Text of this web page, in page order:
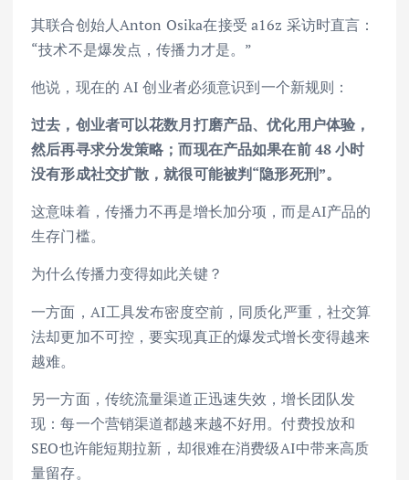
其联合创始人Anton Osika在接受 a16z 采访时直言：
“技术不是爆发点，传播力才是。”
他说，现在的 AI 创业者必须意识到一个新规则：
过去，创业者可以花数月打磨产品、优化用户体验，
然后再寻求分发策略；而现在产品如果在前 48 小时
没有形成社交扩散，就很可能被判“隐形死刑”。
这意味着，传播力不再是增长加分项，而是AI产品的
生存门槛。
为什么传播力变得如此关键？
一方面，AI工具发布密度空前，同质化严重，社交算
法却更加不可控，要实现真正的爆发式增长变得越来
越难。
另一方面，传统流量渠道正迅速失效，增长团队发
现：每一个营销渠道都越来越不好用。付费投放和
SEO也许能短期拉新，却很难在消费级AI中带来高质
量留存。